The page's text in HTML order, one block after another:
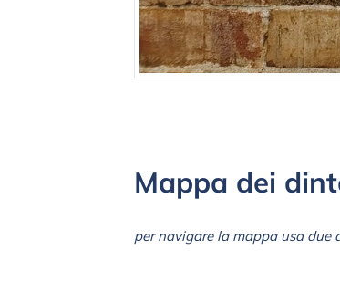
Mappa dei
per navigare la mappa usa due